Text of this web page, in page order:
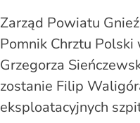
Zarząd Powiatu
Pomnik Chrztu
Grzegorza
zostanie Filip
eksploatacyjnych